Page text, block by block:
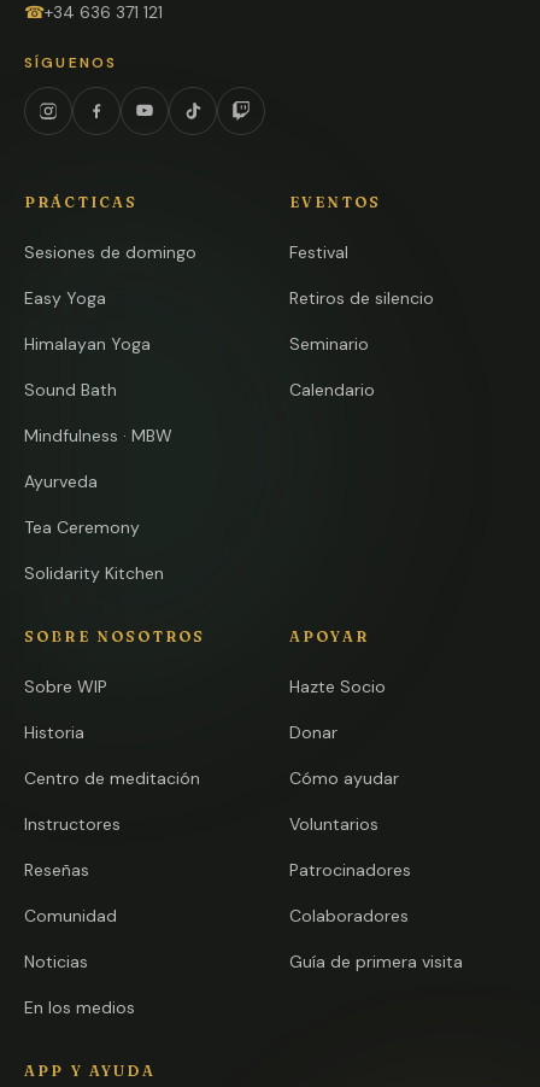
☎+34 636 371 121
SÍGUENOS
InstagramFacebookYouTubeTikTokTwitch
PRÁCTICAS
Sesiones de domingo
Easy Yoga
Himalayan Yoga
Sound Bath
Mindfulness · MBW
Ayurveda
Tea Ceremony
Solidarity Kitchen
EVENTOS
Festival
Retiros de silencio
Seminario
Calendario
SOBRE NOSOTROS
Sobre WIP
Historia
Centro de meditación
Instructores
Reseñas
Comunidad
Noticias
En los medios
APOYAR
Hazte Socio
Donar
Cómo ayudar
Voluntarios
Patrocinadores
Colaboradores
Guía de primera visita
APP Y AYUDA